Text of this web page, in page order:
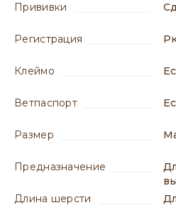
прививки
регистрация
клеймо
ветпаспорт
размер
предназначение
для разведения, для
длина шерсти